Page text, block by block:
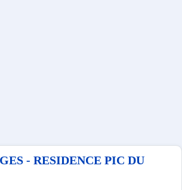
- RESIDENCE PIC DU